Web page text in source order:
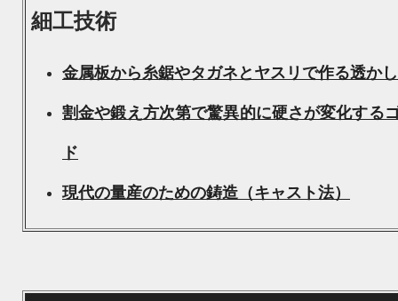
細工技術
金属板から糸鋸やタガネとヤスリで作る透か
割金や鍛え方次第で驚異的に硬さが変化する
ド
現代の量産のための鋳造（キャスト法）